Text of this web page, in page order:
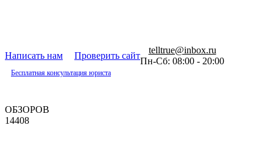
Написать нам Проверить сайт
telltrue@inbox.ru
Пн-Сб: 08:00 - 20:00
Бесплатная консультация юриста
ОБЗОРОВ
14408